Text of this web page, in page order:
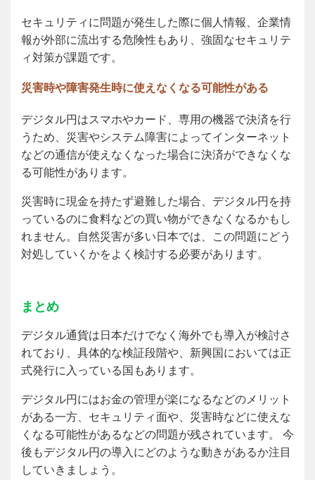
セキュリティに問題が発生した際に個人情報、企業情
報が外部に流出する危険性もあり、強固なセキュリテ
ィ対策が課題です。
災害時や障害発生時に使えなくなる可能性がある
デジタル円はスマホやカード、専用の機器で決済を行
うため、災害やシステム障害によってインターネット
などの通信が使えなくなった場合に決済ができなくな
る可能性があります。
災害時に現金を持たず避難した場合、デジタル円を持
っているのに食料などの買い物ができなくなるかもし
れません。自然災害が多い日本では、この問題にどう
対処していくかをよく検討する必要があります。
まとめ
デジタル通貨は日本だけでなく海外でも導入が検討さ
れており、具体的な検証段階や、新興国においては正
式発行に入っている国もあります。
デジタル円にはお金の管理が楽になるなどのメリット
がある一方、セキュリティ面や、災害時などに使えな
くなる可能性があるなどの問題が残されています。 今
後もデジタル円の導入にどのような動きがあるか注目
していきましょう。